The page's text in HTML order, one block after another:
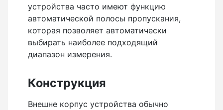
устройства часто имеют функцию
автоматической полосы пропускания,
которая позволяет автоматически
выбирать наиболее подходящий
диапазон измерения.
Конструкция
Внешне корпус устройства обычно
Акустические течеискатели
Лазер трубный